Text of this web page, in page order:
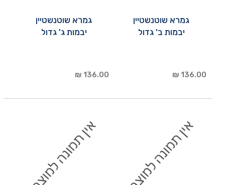
גמרא שוטנשטיין
יבמות ב' גדול
136.00 ₪
גמרא שוטנשטיין
יבמות ג' גדול
136.00 ₪